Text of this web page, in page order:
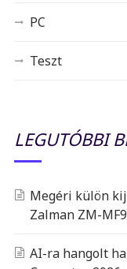
PC
Teszt
LEGUTÓBBI
Megéri külön
Zalman ZM-
AI-ra hangolt